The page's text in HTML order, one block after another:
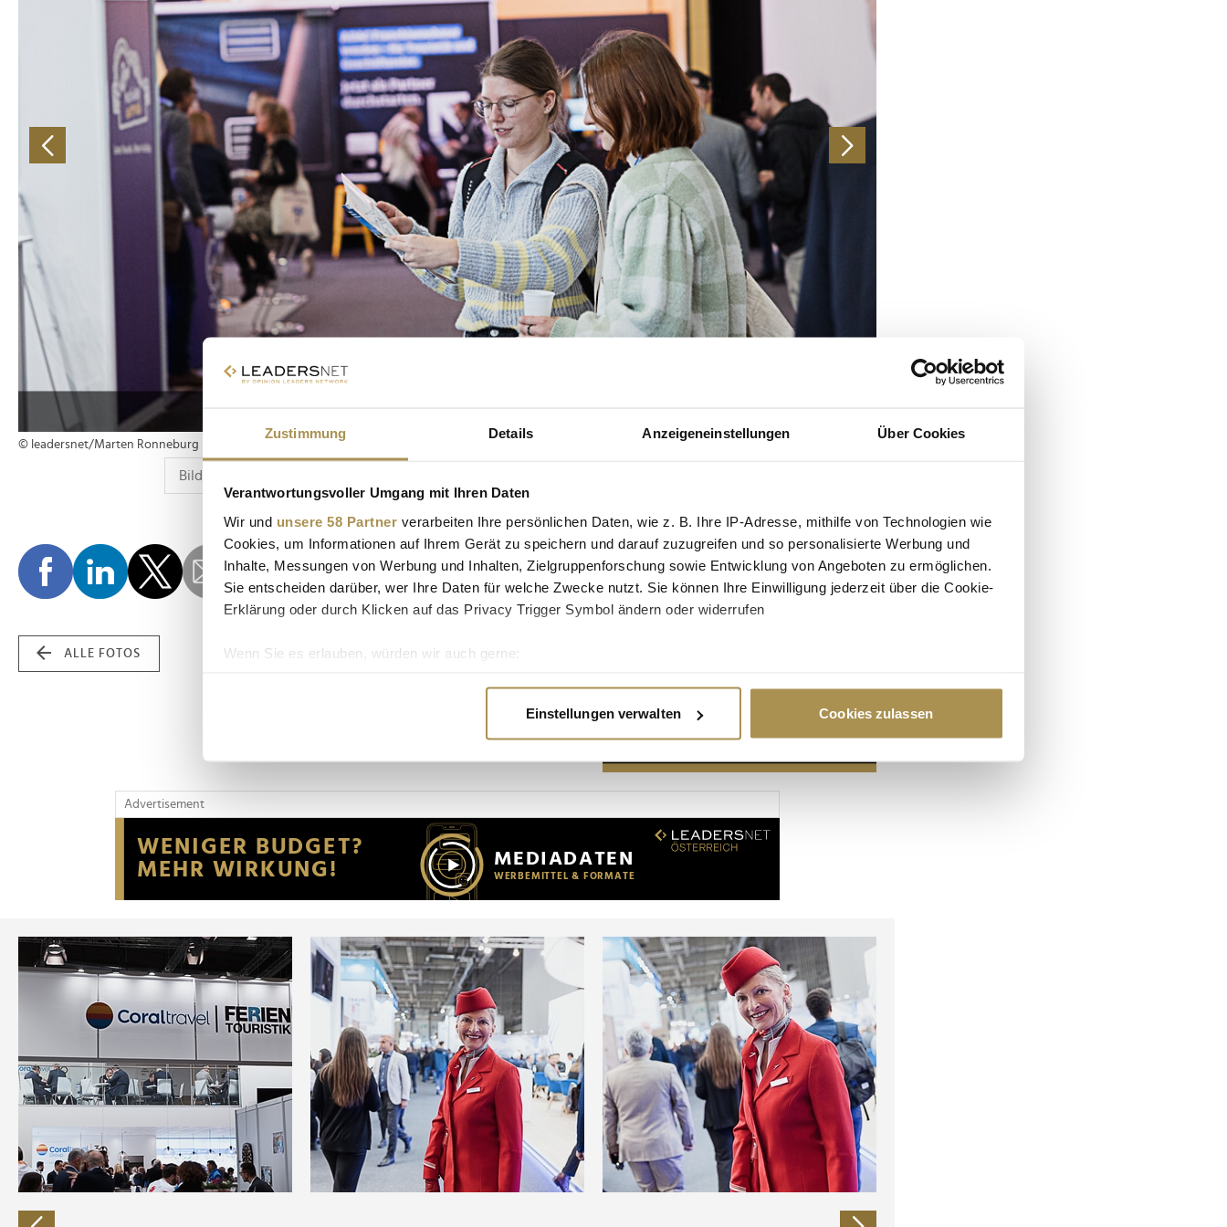
Zustimmung Details Anzeigeneinstellungen Über Cookies
Verantwortungsvoller Umgang mit Ihren Daten
Wir und unsere 58 Partner verarbeiten Ihre persönlichen Daten, wie z. B. Ihre IP-Adresse, mithilfe von Technologien wie
Cookies, um Informationen auf Ihrem Gerät zu speichern und darauf zuzugreifen und so personalisierte Werbung und
Inhalte, Messungen von Werbung und Inhalten, Zielgruppenforschung sowie Entwicklung von Angeboten zu ermöglichen.
Sie entscheiden darüber, wer Ihre Daten für welche Zwecke nutzt. Sie können Ihre Einwilligung jederzeit über die Cookie-
Erklärung oder durch Klicken auf das Privacy Trigger Symbol ändern oder widerrufen
Wenn Sie es erlauben, würden wir auch gerne:
Erfahren Sie mehr darüber, wie Ihre persönlichen Daten verarbeitet werden, und legen Sie Ihre Präferenzen im
Wir verwenden Cookies, um Inhalte und Anzeigen zu personalisieren, Funktionen für soziale Medien anbieten zu können
Website an unsere Partner für soziale Medien, Werbung und Analysen weiter. Unsere Partner führen diese Informationen
möglicherweise mit weiteren Daten zusammen, die Sie ihnen bereitgestellt haben oder die sie im Rahmen Ihrer Nutzung
der Dienste gesammelt haben.
Einstellungen verwalten Cookies zulassen
© leadersnet/Marten Ronneburg
ALLE FOTOS
Advertisement
Advertisement